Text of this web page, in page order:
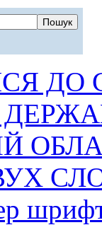
ДО